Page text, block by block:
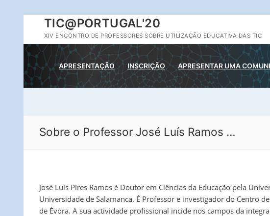
Saltar
conteúdo
TIC@PORTUGAL'20
XIV ENCONTRO DE PROFESSORES SOBRE UTILIZAÇÃO EDUCATIVA DAS TIC
APRESENTAÇÃO INSCRIÇÃO APRESENTAR UMA
Sobre o Professor José Luís Ramos …
José Luís Pires Ramos é Doutor em Ciências da Educação pela
Universidade de Salamanca. É Professor e investigador do Centro
de Évora. A sua actividade profissional incide nos campos da